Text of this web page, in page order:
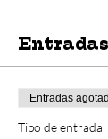
Entradas
Entradas
Tipo de entrada